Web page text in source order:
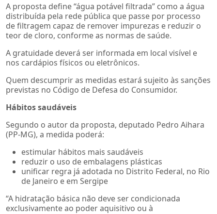
A proposta define “água potável filtrada” como a água
distribuída pela rede pública que passe por processo
de filtragem capaz de remover impurezas e reduzir o
teor de cloro, conforme as normas de saúde.
A gratuidade deverá ser informada em local visível e
nos cardápios físicos ou eletrônicos.
Quem descumprir as medidas estará sujeito às sanções
previstas no Código de Defesa do Consumidor.
Hábitos saudáveis
Segundo o autor da proposta, deputado Pedro Aihara
(PP-MG), a medida poderá:
estimular hábitos mais saudáveis
reduzir o uso de embalagens plásticas
unificar regra já adotada no Distrito Federal, no Rio
de Janeiro e em Sergipe
“A hidratação básica não deve ser condicionada
exclusivamente ao poder aquisitivo ou à